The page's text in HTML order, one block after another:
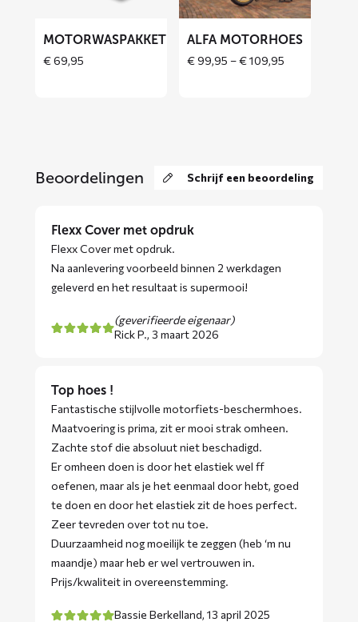
MOTORWASPAKKET
€69,95
ALFA MOTORHOES
€99,95 –€109,95
Beoordelingen Schrijf een beoordeling
Flexx Cover met opdruk
Flexx Cover met opdruk.
Na aanlevering voorbeeld binnen 2 werkdagen
geleverd en het resultaat is supermooi!
(geverifieerde eigenaar)
Rick P., 3 maart 2026
Top hoes !
Fantastische stijlvolle motorfiets-beschermhoes.
Maatvoering is prima, zit er mooi strak omheen.
Zachte stof die absoluut niet beschadigd.
Er omheen doen is door het elastiek wel ff
oefenen, maar als je het eenmaal door hebt, goed
te doen en door het elastiek zit de hoes perfect.
Zeer tevreden over tot nu toe.
Duurzaamheid nog moeilijk te zeggen (heb ‘m nu
maandje) maar heb er wel vertrouwen in.
Prijs/kwaliteit in overeenstemming.
Bassie Berkelland, 13 april 2025